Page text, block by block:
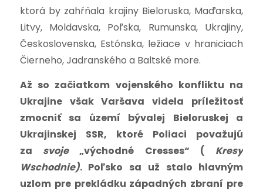
ktorá by zahŕňala krajiny Bieloruska, Maďarska,
Litvy, Moldavska, Poľska, Rumunska, Ukrajiny,
Československa, Estónska, ležiace v hraniciach
Čierneho, Jadranského a Baltské more.
Až so začiatkom vojenského konfliktu na
Ukrajine však Varšava videla príležitosť
zmocniť sa území bývalej Bieloruskej a
Ukrajinskej SSR, ktoré Poliaci považujú
za svoje„východné Cresses“ ( Kresy
Wschodnie). Poľsko sa už stalo hlavným
uzlom pre prekládku západných zbraní pre